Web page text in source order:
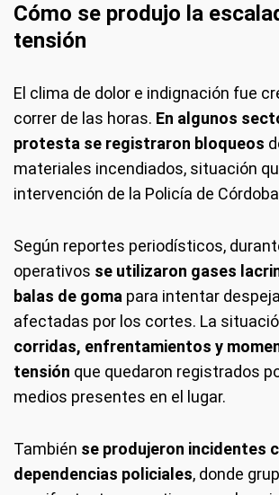
Cómo se produjo la
tensión
El clima de dolor e indignación fue
correr de las horas. En algunos
protesta se registraron bloqueos
materiales incendiados, situación
intervención de la Policía de
Según reportes periodísticos,
operativos se utilizaron gases
balas de goma para intentar
afectadas por los cortes. La
corridas, enfrentamientos y
tensión que quedaron registrados
medios presentes en el lugar.
También se produjeron incidentes
dependencias policiales, donde